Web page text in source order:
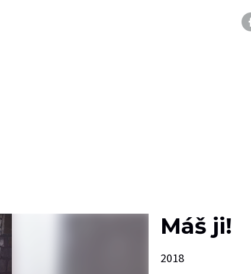
Máš ji!
2018